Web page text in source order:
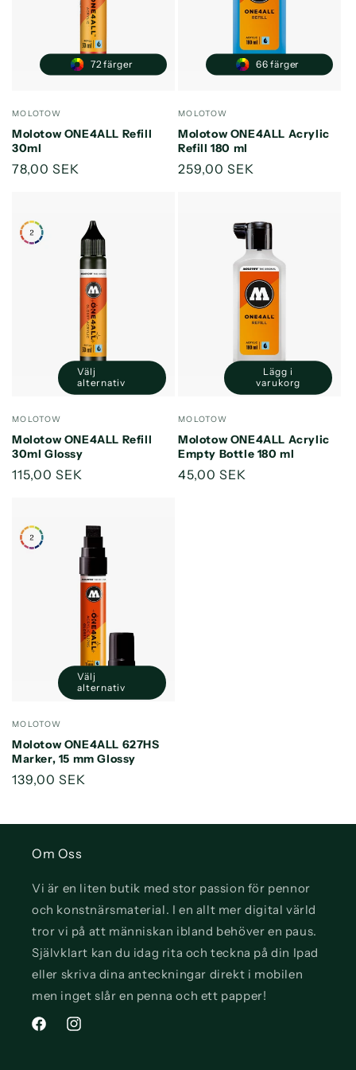
:
Säljare:
MOLOTOW
Molotow ONE4ALL Refill
30ml
Ordinarie
78,00 SEK
72 färger
Säljare:
MOLOTOW
Molotow ONE4ALL Acrylic
Refill 180 ml
Ordinarie
259,00 SEK
66 färger
Säljare:
MOLOTOW
Molotow ONE4ALL Refill
30ml Glossy
Ordinarie
115,00 SEK
Välj
alternativ
Säljare:
MOLOTOW
Molotow ONE4ALL Acrylic
Empty Bottle 180 ml
Ordinarie
45,00 SEK
Minska
kvantitet
Title
Öka
kvantitet
Title
Lägg i
varukorg
Säljare:
MOLOTOW
Molotow ONE4ALL 627HS
Marker, 15 mm Glossy
Ordinarie
139,00 SEK
Välj
alternativ
Om Oss
Vi är en liten butik med stor passion för pennor
och konstnärsmaterial. I en allt mer digital värld
tror vi på att människan ibland behöver en paus.
Självklart kan du idag rita och teckna på din Ipad
eller skriva dina anteckningar direkt i mobilen
men inget slår en penna och ett papper!
FacebookInstagram